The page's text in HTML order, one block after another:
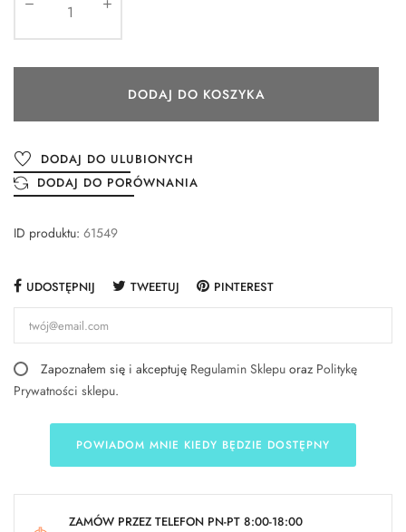
DODAJ DO KOSZYKA
DODAJ DO ULUBIONYCH
DODAJ DO PORÓWNANIA
ID produktu: 61549
UDOSTĘPNIJ TWEETUJ PINTEREST
Zapoznałem się i akceptuję Regulamin Sklepu oraz Politykę
Prywatności sklepu.
POWIADOM MNIE KIEDY BĘDZIE DOSTĘPNY
ZAMÓW PRZEZ TELEFON PN-PT 8:00-18:00